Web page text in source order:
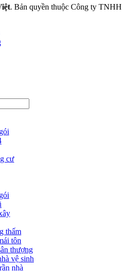
. Bản quyền thuộc Công ty TNHH
cư
thấm
tôn
thượng
vệ sinh
nhà